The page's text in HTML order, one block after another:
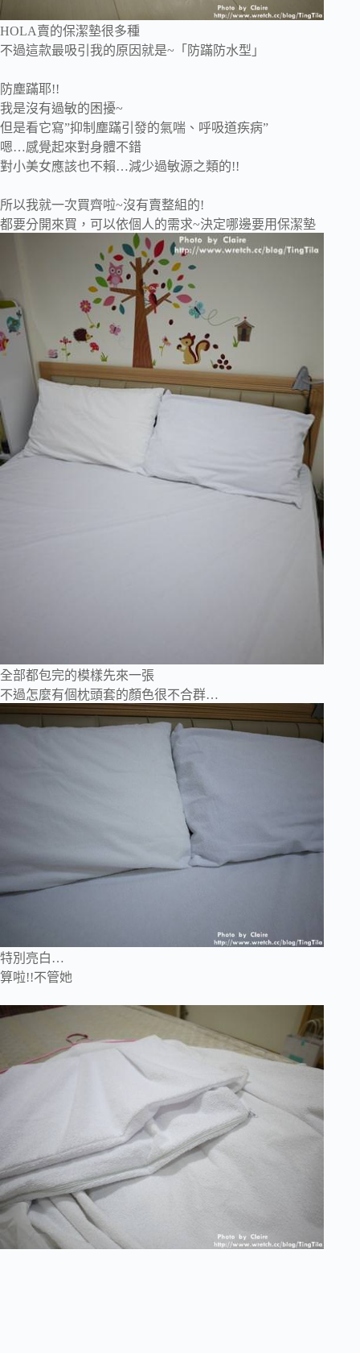
HOLA賣的保潔墊很多種
不過這款最吸引我的原因就是~「防蹣防水型」
防塵蹣耶!!
我是沒有過敏的困擾~
但是看它寫”抑制塵蹣引發的氣喘、呼吸道疾病”
嗯…感覺起來對身體不錯
對小美女應該也不賴…減少過敏源之類的!!
所以我就一次買齊啦~沒有賣整組的!
都要分開來買，可以依個人的需求~決定哪邊要用保潔墊
全部都包完的模樣先來一張
不過怎麼有個枕頭套的顏色很不合群…
特別亮白…
算啦!!不管她